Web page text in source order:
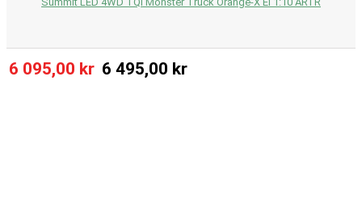
6 095,00 kr 6 495,00 kr